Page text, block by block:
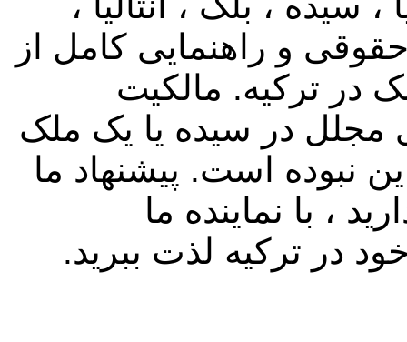
و راهنمایی کامل از
در ترکیه. مالکیت
مجلل در سیده یا یک ملک
نبوده است. پیشنهاد ما
، با نماینده ما
در ترکیه لذت ببرید.